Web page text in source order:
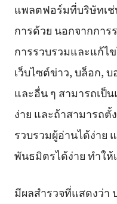
แพลตฟอร์มที่บริษัทเช่
การด้วย นอกจากกา
การรวบรวมและแก้
เว็บไซต์ข่าว, บล็อก, บ
และอื่น ๆ สามารถเป็
ง่าย และถ้าสามารถ
รวบรวมผู้อ่านได้ง่า
พันธมิตรได้ง่าย ทำให้
มีผลสำรวจที่แสดงว่า